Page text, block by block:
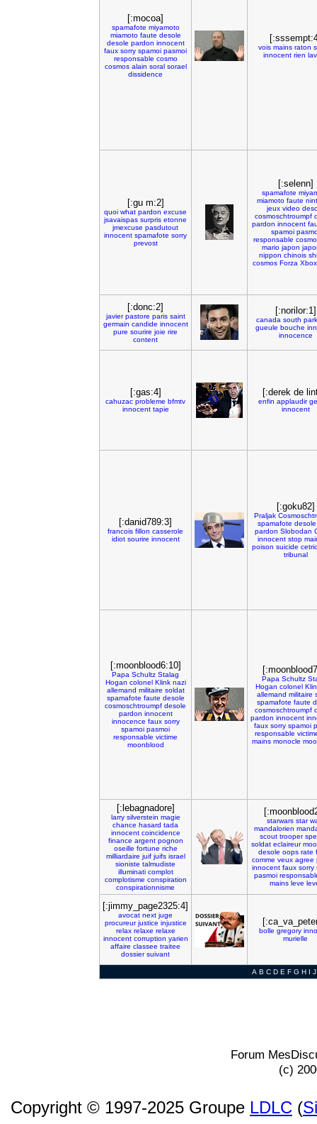
[:mocoa]
spamafote miyamoto
miamoto faute desole
desole pardon innocent
faux sorry spamoi pasmoi
responsable cosmo
cosmos alain soral sorael
dissidence
vois mains raton
innocent rien
[:gu m:2]
quoi what pardon excuse
jsavaispas surpris etonne
jmexcuse pasdutout
innocent spamafote sorry
prevost
[:selenn]
spamafote
miamoto faute
jeux video
cosmoschtroumpf
pardon innocent
spamoi
responsable cosmo
mario japon
nippon chinois
cosmos Forza Xbox
[:donc:2]
javier pastore paris saint
germain candide innocent
pure sourire joie rire
content
[:norilor:1]
canada south park
gueule bouche
innocence
[:gas:4]
cahuzac probleme bfmtv
innocent tapie
[:derek de
enfin applaudir
innocent
[:danid789:3]
francois fillon casserole
idiot sourire innocent
[:goku82]
Praljak
spamafote desole
pardon Slobodan
innocent stop
poison suicide
tribunal
[:moonblood6:10]
Papa Schultz Stalag
Hogan colonel Klink nazi
allemand militaire soldat
spamafote faute desole
cosmoschtroumpf desole
pardon innocent
innocence faux sorry
spamoi pasmoi
responsable victime
moonblood
Papa Schultz
Hogan colonel
allemand militaire
spamafote faute
cosmoschtroumpf
pardon innocent
faux sorry spamoi
responsable
mains monocle
[:lebagnadore]
larry silverstein magie
chance hasard tada
innocent coincidence
finance argent pognon
oseille fortune riche
milliardaire juif juifs israel
sioniste talmudiste
illuminati complot
complotisme conspiration
conspirationnisme
starwars star
mandalorien
scout trooper
soldat eclaireur
desole oops rate
comme veux agree
innocent faux sorry
pasmoi
mains leve
[:jimmy_page2325:4]
avocat next juge
procureur justice injustice
relax relaxe relaxe
innocent corruption yarien
affaire classee traitee
dossier suivant
bolle gregory
murielle
A B C D E F G H I J
Forum
(c)
Copyright © 1997-2025 Groupe LDLC (